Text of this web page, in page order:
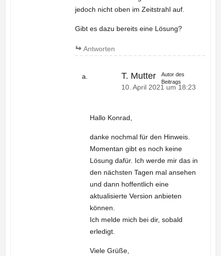
jedoch nicht oben im Zeitstrahl auf.
Gibt es dazu bereits eine Lösung?
Antworten
T. Mutter
Autor des
Beitrags
10. April 2021 um 18:23
Hallo Konrad,
danke nochmal für den Hinweis.
Momentan gibt es noch keine
Lösung dafür. Ich werde mir das in
den nächsten Tagen mal ansehen
und dann hoffentlich eine
aktualisierte Version anbieten
können.
Ich melde mich bei dir, sobald
erledigt.
Viele Grüße,